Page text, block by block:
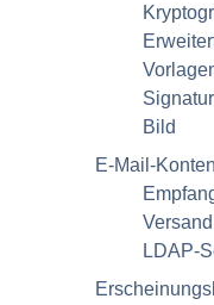
Signatur
Bild
E-Mail-Konten
Versand
LDAP-